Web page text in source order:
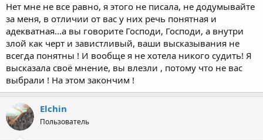
Нет мне не все равно, я этого не писала, не додумывайте
за меня, в отличии от вас у них речь понятная и
адекватная...а вы говорите Господи, Господи, а внутри
злой как черт и завистливый, ваши высказывания не
всегда понятны ! И вообще я не хотела никого судить! Я
высказала своё мнение, вы влезли , потому что не вас
выбрали ! На этом закончим !
Elchin
Пользователь